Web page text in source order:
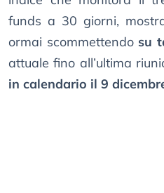
funds a 30 giorni,
ormai scommettendo su
attuale fino all’ultima
in calendario il 9